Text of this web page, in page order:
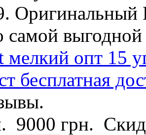
Оригинальный
самой выгодной
мелкий опт 15
бесплатная
9000 грн.